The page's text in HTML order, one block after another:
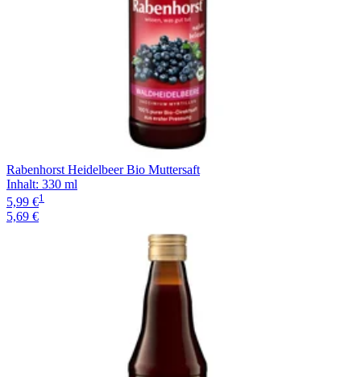
Rabenhorst Heidelbeer Bio Muttersaft
Inhalt: 330 ml
5,99 €1
5,69 €